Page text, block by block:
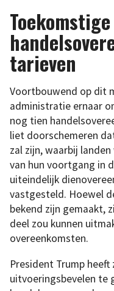
Toekomstige
tarieven
Voortbouwend op dit
administratie ernaar
nog tien
liet doorschemeren
zal zijn, waarbij
van hun voortgang in
uiteindelijk
vastgesteld. Hoewel
bekend zijn gemaakt,
deel zou kunnen
overeenkomsten.
President Trump
uitvoeringsbevelen te